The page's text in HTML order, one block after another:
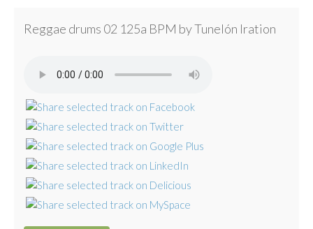
Reggae drums 02 125a BPM by Tunelón Iration